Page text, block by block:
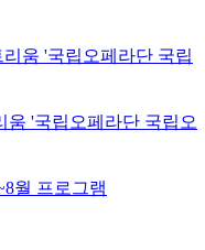
움 '국립오페라단 국립
움 '국립오페라단 국립오
월 프로그램